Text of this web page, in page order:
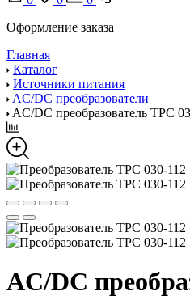
Оформление заказа
Главная
Каталог
Источники питания
AC/DC преобразователи
AC/DC преобразователь TPC
AC/DC